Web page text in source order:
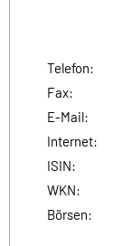
Telefon:
Fax:
E-Mail:
Internet:
ISIN:
WKN:
Börsen: